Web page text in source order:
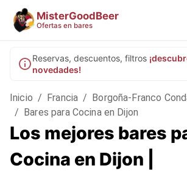
MisterGoodBeer
Ofertas en bares
Reservas, descuentos, filtros
novedades!
Inicio / Francia / Borgoña-Franco
/ Bares para Cocina en Dijon
Los mejores bares
Cocina en Dijon |